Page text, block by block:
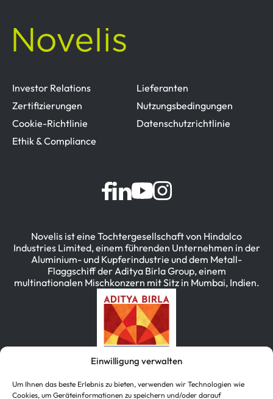
Einwilligung verwalten
Um Ihnen das beste Erlebnis zu bieten, verwenden wir Technologien wie
Cookies, um Geräteinformationen zu speichern und/oder darauf
Investor Relations
Lieferanten
Zertifizierungen
Nutzungsbedingungen
Cookie-Richtlinie
Datenschutzrichtlinie
Ethik & Compliance
Novelis ist eine Tochtergesellschaft von Hindalco
Industries Limited, einem führenden Unternehmen in der
Aluminium- und Kupferindustrie und dem Metall-
Flaggschiff der Aditya Birla Group, einem
multinationalen Mischkonzern mit Sitz in Mumbai, Indien.